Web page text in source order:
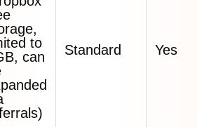
to
can
Standard Yes